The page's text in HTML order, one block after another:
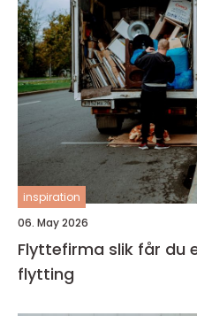
inspiration
06. May 2026
Flyttefirma slik får du en enklere og tryggere
flytting